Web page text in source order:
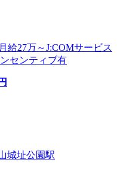
27万～J:COMサービス
センティブ有
円
城址公園駅